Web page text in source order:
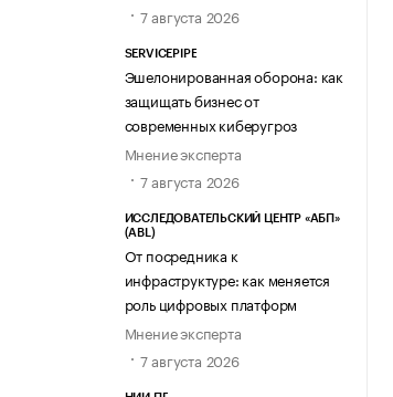
7 августа 2026
SERVICEPIPE
Эшелонированная оборона: как
защищать бизнес от
современных киберугроз
Мнение эксперта
7 августа 2026
ИССЛЕДОВАТЕЛЬСКИЙ ЦЕНТР «АБП»
(ABL)
От посредника к
инфраструктуре: как меняется
роль цифровых платформ
Мнение эксперта
7 августа 2026